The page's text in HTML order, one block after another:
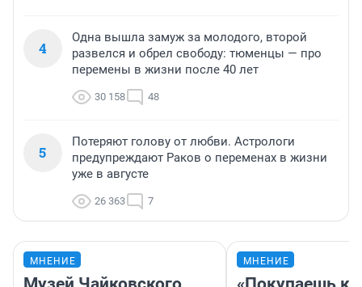
4
Одна вышла замуж за молодого, второй
развелся и обрел свободу: тюменцы — про
перемены в жизни после 40 лет
30 158 48
5
Потеряют голову от любви. Астрологи
предупреждают Раков о переменах в жизни
уже в августе
26 363 7
МНЕНИЕ МНЕНИЕ